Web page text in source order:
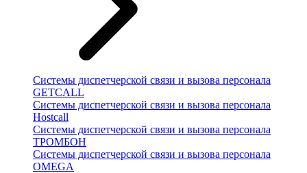
Системы диспетчерской связи и вызова персонала
GETCALL
Системы диспетчерской связи и вызова персонала
Hostcall
Системы диспетчерской связи и вызова персонала
ТРОМБОН
Системы диспетчерской связи и вызова персонала
OMEGA